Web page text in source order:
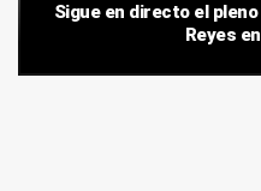
Sigue en directo el
Reyes